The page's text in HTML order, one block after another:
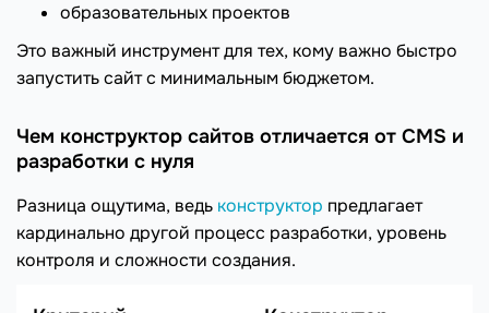
образовательных проектов
Это важный инструмент для тех, кому важно быстро
запустить сайт с минимальным бюджетом.
Чем конструктор сайтов отличается от CMS и
разработки с нуля
Разница ощутима, ведь конструктор предлагает
кардинально другой процесс разработки, уровень
контроля и сложности создания.